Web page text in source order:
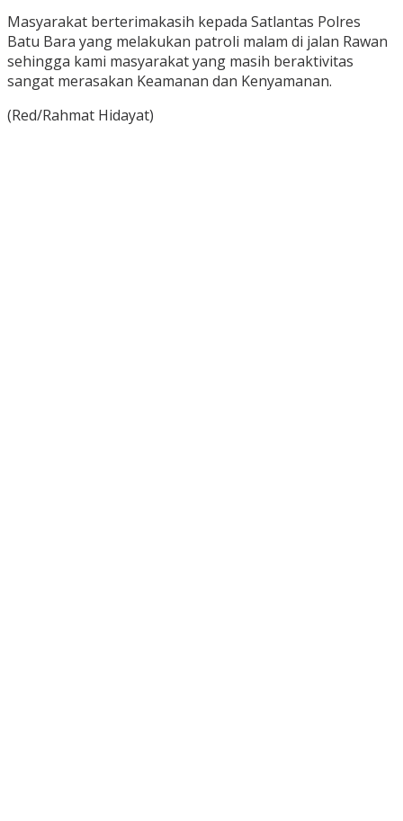
Masyarakat berterimakasih kepada Satlantas Polres
Batu Bara yang melakukan patroli malam di jalan Rawan
sehingga kami masyarakat yang masih beraktivitas
sangat merasakan Keamanan dan Kenyamanan.
(Red/Rahmat Hidayat)